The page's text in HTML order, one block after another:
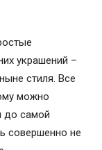
украшений –
стиля. Все
можно
до самой
совершенно не